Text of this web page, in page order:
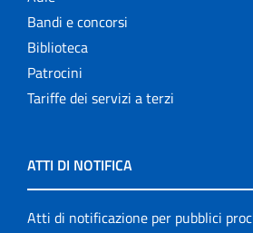
Bandi e concorsi
Biblioteca
Patrocini
Tariffe dei servizi a terzi
ATTI DI NOTIFICA
Atti di notificazione per pubblici